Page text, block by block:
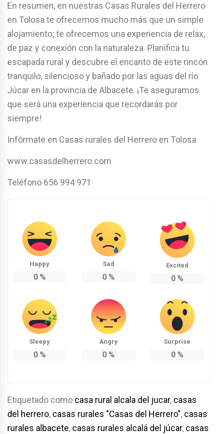
En resumen, en nuestras Casas Rurales del Herrero
en Tolosa te ofrecemos mucho más que un simple
alojamiento; te ofrecemos una experiencia de relax,
de paz y conexión con la naturaleza. Planifica tu
escapada rural y descubre el encanto de este rincón
tranquilo, silencioso y bañado por las aguas del río
Júcar en la provincia de Albacete. ¡Te aseguramos
que será una experiencia que recordarás por
siempre!
Infórmate en Casas rurales del Herrero en Tolosa
www.casasdelherrero.com
Teléfono 656 994 971
Happy
0%
Sad
0%
Excited
0%
Sleepy
0%
Angry
0%
Surprise
0%
Etiquetado como casa rural alcala del jucar, casas
del herrero, casas rurales "Casas del Herrero", casas
rurales albacete, casas rurales alcalá del júcar, casas